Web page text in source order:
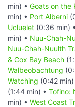
min) • Goats on the
min) • Port Alberni
Ucluelet (0:36 min) •
min) • Nuu-Chah-
Nuu-Chah-Nuulth
& Cox Bay Beach
Walbeobachtung
Watching (0:42 min)
(1:44 min) • Tofino:
min) • West Coast